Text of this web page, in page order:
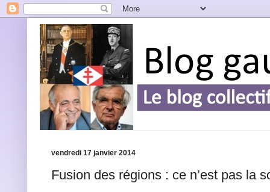
vendredi 17 janvier 2014
Fusion des régions : ce n’est pas la